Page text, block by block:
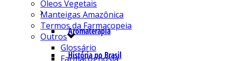
Aromaterapia
História no Brasil
Óleos Vegetais
Manteigas Amazônica
Termos da Farmacopeia
Outros
Glossário
Farmacognosia